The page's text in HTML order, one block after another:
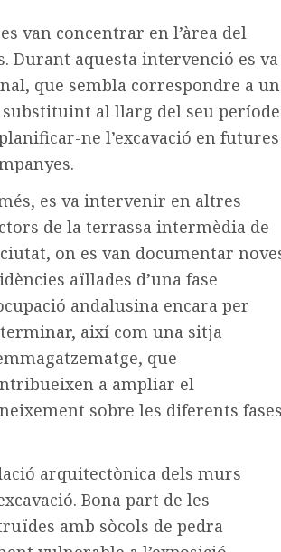
van concentrar en l’àrea del
Durant aquesta intervenció es va
que sembla correspondre a un
al llarg del seu període
ne l’excavació en futures
es va intervenir en altres
de la terrassa intermèdia de
on es van documentar
aïllades d’una fase
andalusina encara per
així com una sitja
que
a ampliar el
sobre les diferents fases
arquitectònica dels murs
Bona part de les
amb sòcols de pedra